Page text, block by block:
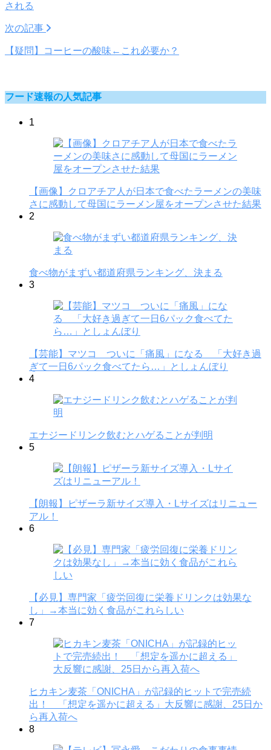
される
次の記事
【疑問】コーヒーの酸味←これ必要か？
フード速報の人気記事
1
【画像】クロアチア人が日本で食べたラーメンの美味
さに感動して母国にラーメン屋をオープンさせた結果
2
食べ物がまずい都道府県ランキング、決まる
3
【芸能】マツコ ついに「痛風」になる 「大好き過
ぎて一日6パック食べてたら…」としょんぼり
4
エナジードリンク飲むとハゲることが判明
5
【朗報】ピザーラ新サイズ導入・Lサイズはリニュー
アル！
6
【必見】専門家「疲労回復に栄養ドリンクは効果な
し」→本当に効く食品がこれらしい
7
ヒカキン麦茶「ONICHA」が記録的ヒットで完売続
出！ 「想定を遥かに超える」大反響に感謝、25日か
ら再入荷へ
8